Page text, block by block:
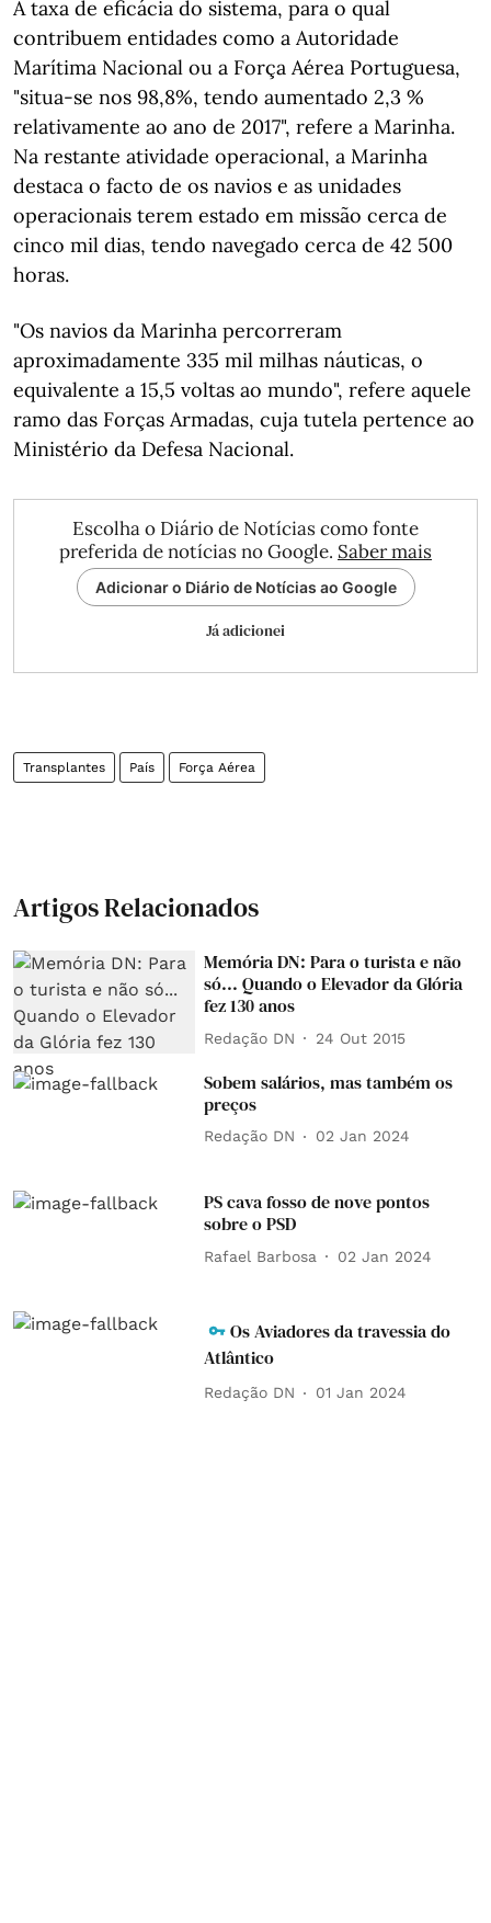
A taxa de eficácia do sistema, para o qual
contribuem entidades como a Autoridade
Marítima Nacional ou a Força Aérea Portuguesa,
"situa-se nos 98,8%, tendo aumentado 2,3 %
relativamente ao ano de 2017", refere a Marinha.
Na restante atividade operacional, a Marinha
destaca o facto de os navios e as unidades
operacionais terem estado em missão cerca de
cinco mil dias, tendo navegado cerca de 42 500
horas.
"Os navios da Marinha percorreram
aproximadamente 335 mil milhas náuticas, o
equivalente a 15,5 voltas ao mundo", refere aquele
ramo das Forças Armadas, cuja tutela pertence ao
Ministério da Defesa Nacional.
Escolha o Diário de Notícias como fonte
preferida de notícias no Google. Saber mais
Adicionar o Diário de Notícias ao Google
Já adicionei
Transplantes País Força Aérea
Artigos Relacionados
Memória DN: Para o turista e não
só... Quando o Elevador da Glória
fez 130 anos
Redação DN 24 Out 2015
Sobem salários, mas também os
preços
Redação DN 02 Jan 2024
PS cava fosso de nove pontos
sobre o PSD
Rafael Barbosa 02 Jan 2024
Os Aviadores da travessia do
Atlântico
Redação DN 01 Jan 2024